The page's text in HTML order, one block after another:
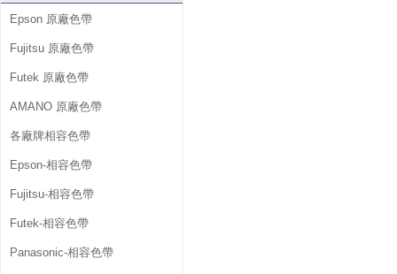
Epson 原廠色帶
Fujitsu 原廠色帶
Futek 原廠色帶
AMANO 原廠色帶
各廠牌相容色帶
Epson-相容色帶
Fujitsu-相容色帶
Futek-相容色帶
Panasonic-相容色帶